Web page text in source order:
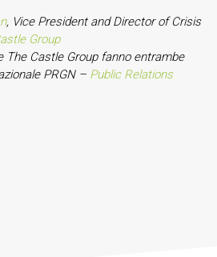
, Vice President and Director of Crisis
Group
The Castle Group fanno entrambe
PRGN – Public Relations